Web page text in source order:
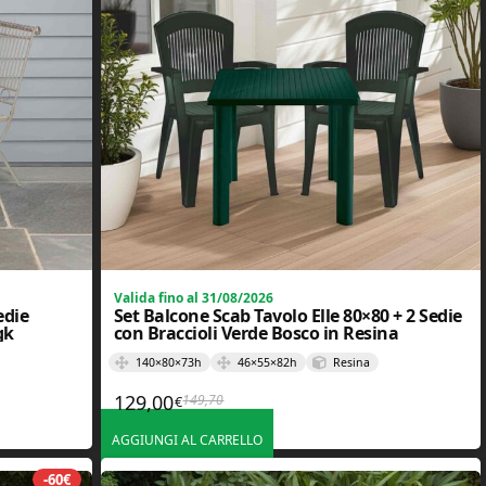
Valida fino al 31/08/2026
Set Balcone Scab Tavolo Elle 80×80 + 2 Sedie
con Braccioli Verde Bosco in Resina
140×80×73h 46×55×82h Resina
149,70Il prezzo originale era: 149,70€.
129,00€ Il prezzo attuale è: 129,00€.
AGGIUNGI AL CARRELLO
-60€